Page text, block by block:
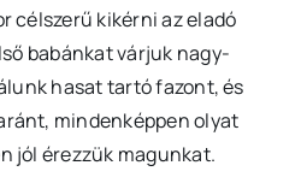
célszerű kikérni az eladó
babánkat várjuk nagy-
hasat tartó fazont, és
mindenképpen olyat
jól érezzük magunkat.